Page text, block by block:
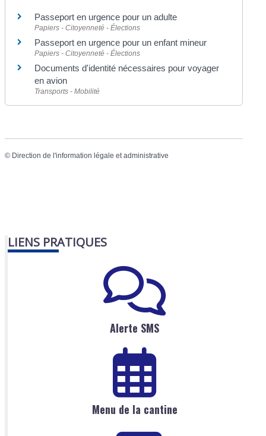
Passeport en urgence pour un adulte
Papiers - Citoyenneté - Élections
Passeport en urgence pour un enfant mineur
Papiers - Citoyenneté - Élections
Documents d'identité nécessaires pour voyager
en avion
Transports - Mobilité
© Direction de l'information légale et administrative
LIENS PRATIQUES
Alerte SMS
Menu de la cantine